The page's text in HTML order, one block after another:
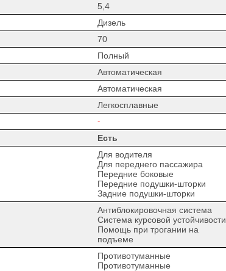
5,4
Дизель
70
Полный
Автоматическая
Автоматическая
Легкосплавные
-
Есть
Для водителя
Для переднего пассажира
Передние боковые
Передние подушки-шторки
Задние подушки-шторки
Антиблокировочная система
Система курсовой устойчивости
Помощь при трогании на
подъеме
Противотуманные
Противотуманные